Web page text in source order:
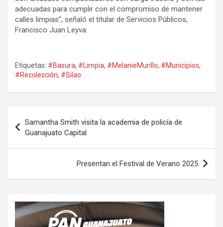
adecuadas para cumplir con el compromiso de mantener
calles limpias”, señaló el titular de Servicios Públicos,
Francisco Juan Leyva.
Etiquetas: #Basura, #Limpia, #MelanieMurillo, #Municipios,
#Recolección, #Silao
de
entradas
Samantha Smith visita la academia de policía de
Guanajuato Capital
Presentan el Festival de Verano 2025